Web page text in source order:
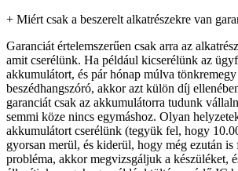
+ Miért csak a beszerelt alkatrészekre van
Garanciát értelemszerűen csak arra az
amit cserélünk. Ha például kicserélünk az
akkumulátort, és pár hónap múlva
beszédhangszóró, akkor azt külön díj
garanciát csak az akkumulátorra tudunk
semmi köze nincs egymáshoz. Olyan
akkumulátort cserélünk (tegyük fel, hogy
gyorsan merül, és kiderül, hogy még ezután is
probléma, akkor megvizsgáljuk a készüléket,